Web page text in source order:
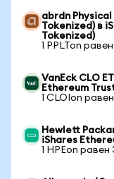
abrdn Physical
Tokenized) в
Tokenized)
1 PPLTon
VanEck CLO
Ethereum
1 CLOIon
Hewlett
iShares
1 HPEon равен